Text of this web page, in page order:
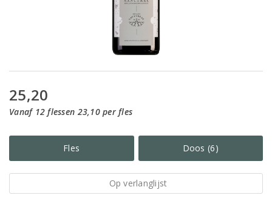
25,20
Vanaf 12 flessen 23,10 per fles
Fles Doos (6)
Op verlanglijst